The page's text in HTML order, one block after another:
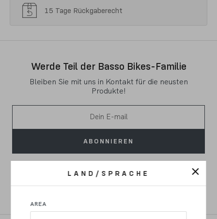
LAND/SPRACHE
AREA
15 Tage Rückgaberecht
Werde Teil der Basso Bikes-Familie
Bleiben Sie mit uns in Kontakt für die neusten
Produkte!
ABONNIEREN
personenbezogener Daten gelesen und verstanden habe
authorisiere die Verarbeitung meiner persönlichen Daten für
Marketing, Werbung, Marktforschung, Profilerstellung und den